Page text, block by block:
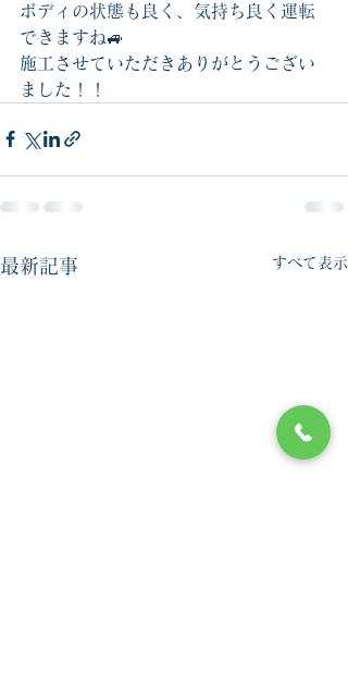
ボディの状態も良く、気持ち良く運転
できますね🚙
施工させていただきありがとうござい
ました！！
最新記事 すべて表示